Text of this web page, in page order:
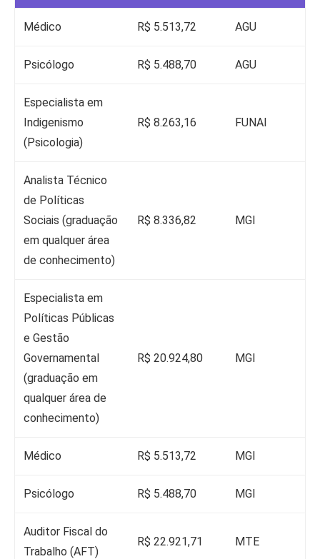
Médico R$ 5.513,72 AGU
Psicólogo R$ 5.488,70 AGU
Especialista em
Indigenismo
(Psicologia)
R$ 8.263,16 FUNAI
Analista Técnico
de Políticas
Sociais (graduação
em qualquer área
de conhecimento)
R$ 8.336,82 MGI
Especialista em
Políticas Públicas
e Gestão
Governamental
(graduação em
qualquer área de
conhecimento)
R$ 20.924,80 MGI
Médico R$ 5.513,72 MGI
Psicólogo R$ 5.488,70 MGI
Auditor Fiscal do
Trabalho (AFT)
R$ 22.921,71 MTE